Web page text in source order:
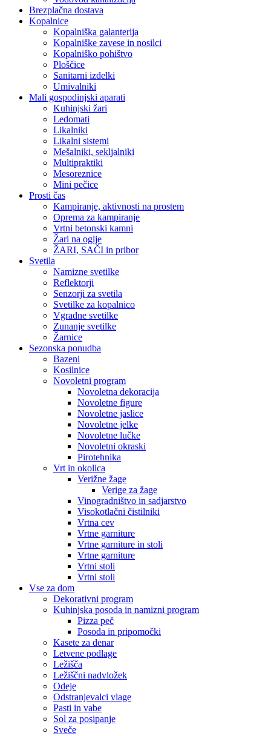
Brezplačna dostava
Kopalnice
Kopalniška galanterija
Kopalniške zavese in nosilci
Kopalniško pohištvo
Ploščice
Sanitarni izdelki
Umivalniki
Mali gospodinjski aparati
Kuhinjski žari
Ledomati
Likalniki
Likalni sistemi
Mešalniki, sekljalniki
Multipraktiki
Mesoreznice
Mini pečice
Prosti čas
Kampiranje, aktivnosti na prostem
Oprema za kampiranje
Vrtni betonski kamni
Žari na oglje
ŽARI, SAČI in pribor
Svetila
Namizne svetilke
Reflektorji
Senzorji za svetila
Svetilke za kopalnico
Vgradne svetilke
Zunanje svetilke
Žarnice
Sezonska ponudba
Bazeni
Kosilnice
Novoletni program
Novoletna dekoracija
Novoletne figure
Novoletne jaslice
Novoletne jelke
Novoletne lučke
Novoletni okraski
Pirotehnika
Vrt in okolica
Verižne žage
Verige za žage
Vinogradništvo in sadjarstvo
Visokotlačni čistilniki
Vrtna cev
Vrtne garniture
Vrtne garniture in stoli
Vrtne garniture
Vrtni stoli
Vrtni stoli
Vse za dom
Dekorativni program
Kuhinjska posoda in namizni program
Pizza peč
Posoda in pripomočki
Kasete za denar
Letvene podlage
Ležišča
Ležiščni nadvložek
Odeje
Odstranjevalci vlage
Pasti in vabe
Sol za posipanje
Sveče